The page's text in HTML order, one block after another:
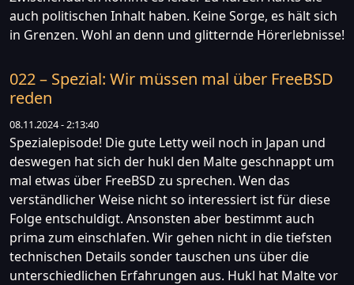
auch politischen Inhalt haben. Keine Sorge, es hält sich
in Grenzen. Wohl an denn und glitternde Hörerlebnisse!
022 – Spezial: Wir müssen mal über FreeBSD
reden
08.11.2024 - 2:13:40
Spezialepisode! Die gute Letty weil noch in Japan und
deswegen hat sich der hukl den Malte geschnappt um
mal etwas über FreeBSD zu sprechen. Wen das
verständlicher Weise nicht so interessiert ist für diese
Folge entschuldigt. Ansonsten aber bestimmt auch
prima zum einschlafen. Wir gehen nicht in die tiefsten
technischen Details sonder tauschen uns über die
unterschiedlichen Erfahrungen aus. Hukl hat Malte vor